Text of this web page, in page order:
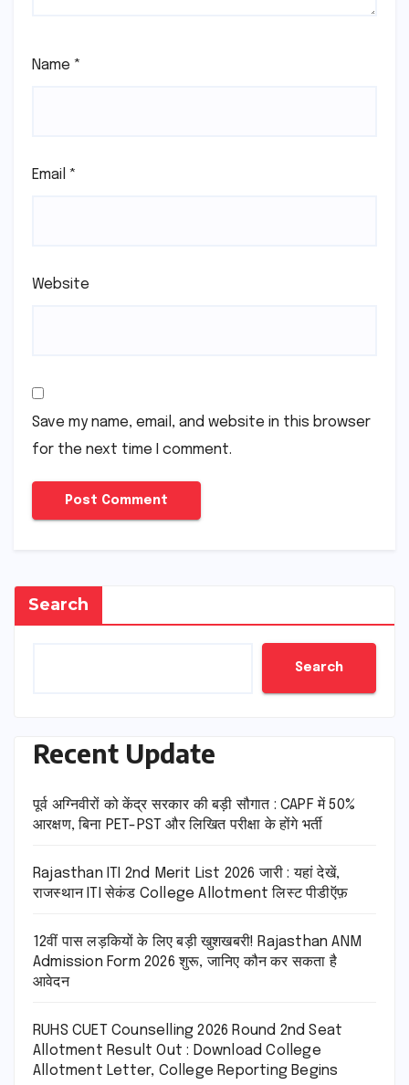
Name *
Email *
Website
Save my name, email, and website in this browser
for the next time I comment.
Search
Search
Recent Update
पूर्व अग्निवीरों को केंद्र सरकार की बड़ी सौगात : CAPF में 50%
आरक्षण, बिना PET-PST और लिखित परीक्षा के होंगे भर्ती
Rajasthan ITI 2nd Merit List 2026 जारी : यहां देखें,
राजस्थान ITI सेकंड College Allotment लिस्ट पीडीऍफ़
12वीं पास लड़कियों के लिए बड़ी खुशखबरी! Rajasthan ANM
Admission Form 2026 शुरू, जानिए कौन कर सकता है
आवेदन
RUHS CUET Counselling 2026 Round 2nd Seat
Allotment Result Out : Download College
Allotment Letter, College Reporting Begins